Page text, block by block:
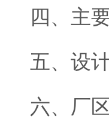
四、主
五、设
六、厂